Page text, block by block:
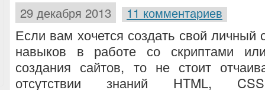
29 декабря 2013 11 комментариев
Если вам хочется создать свой личный
навыков в работе со скриптами
создания сайтов, то не стоит
отсутствии знаний HTML,